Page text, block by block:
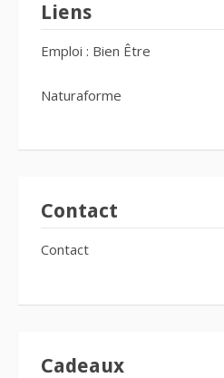
Liens
Emploi : Bien Être
Naturaforme
Contact
Contact
Cadeaux